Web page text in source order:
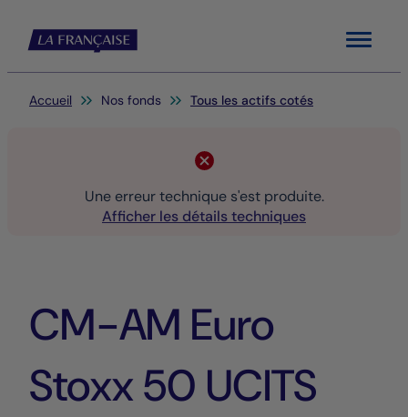
Menu
Vous êtes ici:
Accueil Nos fonds Tous les actifs cotés
Une erreur technique s'est produite.
Afficher les détails techniques
CM-AM Euro
Stoxx 50 UCITS